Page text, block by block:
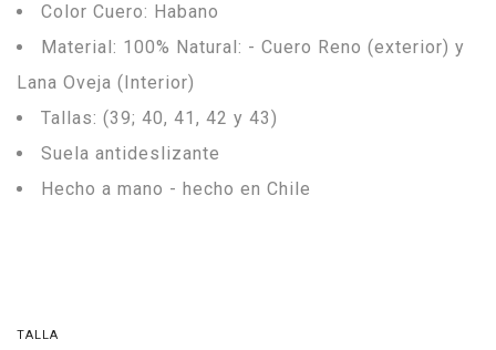
Color Cuero: Habano
Material: 100% Natural: - Cuero Reno (exterior) y
Lana Oveja (Interior)
Tallas: (39; 40, 41, 42 y 43)
Suela antideslizante
Hecho a mano - hecho en Chile
TALLA